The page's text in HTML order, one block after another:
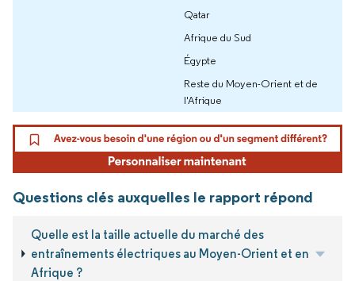
Qatar
Afrique du Sud
Égypte
Reste du Moyen-Orient et de
l'Afrique
Questions clés auxquelles le rapport répond
Quelle est la taille actuelle du marché des
entraînements électriques au Moyen-Orient et en
Afrique ?